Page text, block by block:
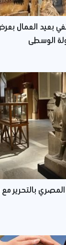
بعيد العمال
الوسطى
بالتحرير